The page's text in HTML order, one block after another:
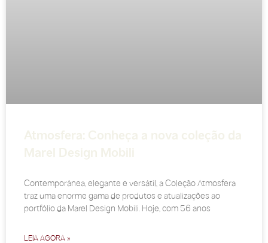
Atmosfera: Conheça a nova coleção da
Marel Design Mobili
Contemporânea, elegante e versátil, a Coleção Atmosfera
traz uma enorme gama de produtos e atualizações ao
portfólio da Marel Design Mobili. Hoje, com 56 anos
LEIA AGORA »